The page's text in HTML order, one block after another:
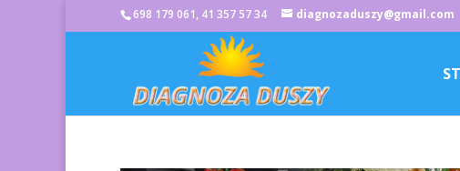
698 179 061, 41 357 57 34 diagnozaduszy@gmail.com